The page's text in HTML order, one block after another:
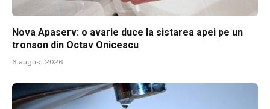
Nova Apaserv: o avarie duce la sistarea apei pe un
tronson din Octav Onicescu
6 august 2026